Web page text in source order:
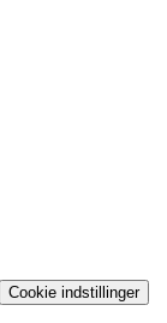
Cookie indstillinger